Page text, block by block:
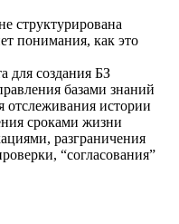
структурирована
понимания, как это
для создания БЗ
базами знаний
отслеживания истории
сроками жизни
разграничения
“согласования”